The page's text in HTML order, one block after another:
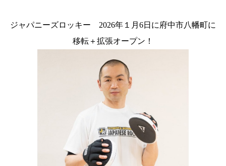
ジャパニーズロッキー 2026年１月6日に府中市八幡町に
移転＋拡張オープン！